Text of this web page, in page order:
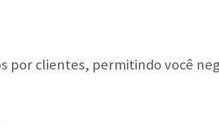
por clientes, permitindo você